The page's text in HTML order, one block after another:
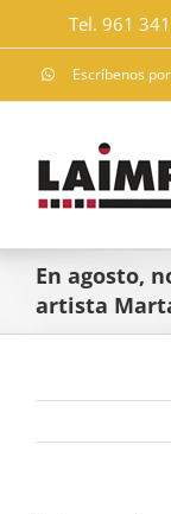
Tel. 961
Escríbenos
En agosto,
artista